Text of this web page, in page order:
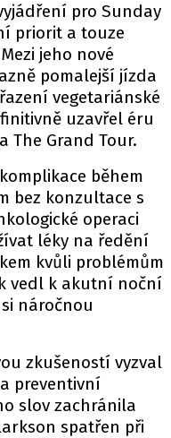
pro Sunday
priorit a touze
jeho nové
pomalejší jízda
vegetariánské
uzavřel éru
The Grand Tour.
během
bez konzultace s
operaci
léky na ředění
kvůli problémům
vedl k akutní noční
náročnou
zkušeností vyzval
preventivní
slov zachránila
spatřen při